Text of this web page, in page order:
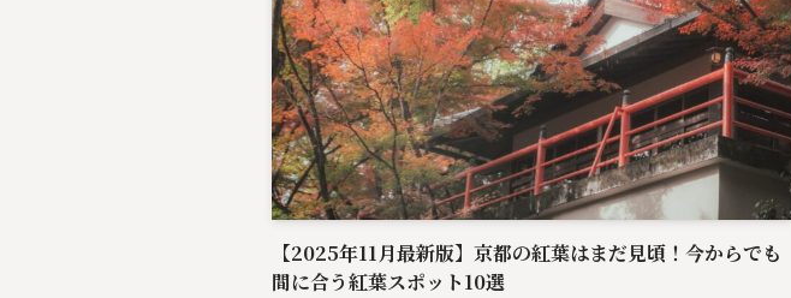
【2025年11月最新版】京都の紅葉はまだ見頃！今からでも
間に合う紅葉スポット10選